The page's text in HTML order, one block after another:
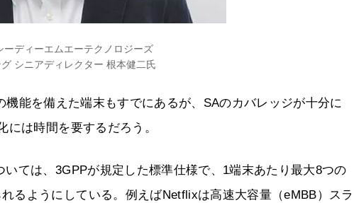
ーディーエムエーテクノロジーズ
シニアディレクター 根本健二氏
能を備えた端末もすでにあるが、SAのカバレッジが十分に
は時間を要するだろう。
ては、3GPPが規定した標準仕様で、1端末あたり最大8つの
るようにしている。例えばNetflixは高速大容量（eMBB）スラ